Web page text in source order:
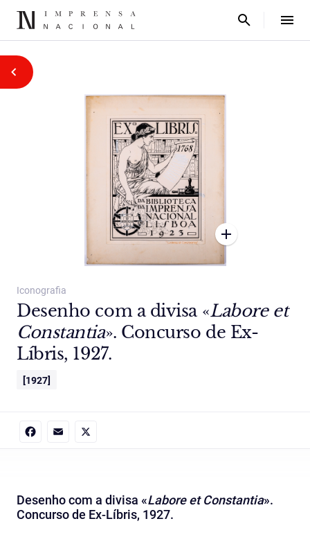
Iconografia
Desenho com a divisa «Labore et
Constantia». Concurso de Ex-
Líbris, 1927.
[1927]
Desenho com a divisa «Labore et Constantia».
Concurso de Ex-Líbris, 1927.